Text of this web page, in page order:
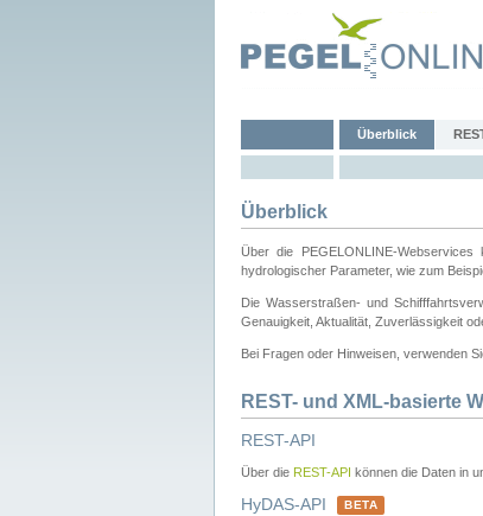
Überblick
Überblick
Über die PEGELONLINE-
hydrologischer Parameter, wie zum
Die Wasserstraßen- und
Genauigkeit, Aktualität, Zuverlässigkeit
Bei Fragen oder Hinweisen, verwenden
REST- und XML-basierte
REST-API
Über die REST-API können die Daten in
HyDAS-API BETA